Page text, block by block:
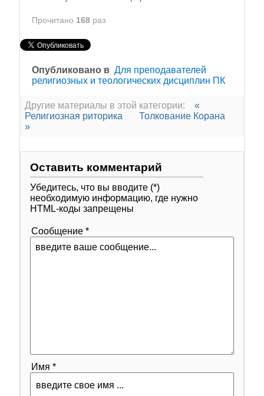
Прочитано 168раз
Опубликовано в Для преподавателей
религиозных и теологических дисциплин ПК
Другие материалы в этой категории:
«
Религиозная риторика
Толкование Корана
»
Оставить комментарий
Убедитесь, что вы вводите (*)
необходимую информацию, где нужно
HTML-коды запрещены
Сообщение *
Имя *